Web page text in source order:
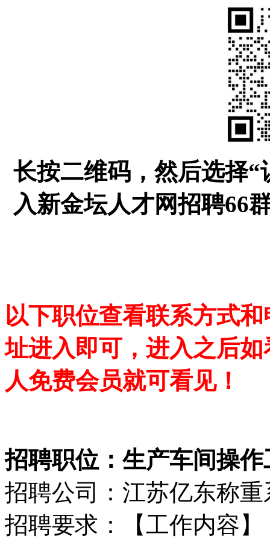
长按二维码，然后选择
入新金坛人才网招聘66
以下职位查看联系方式
址进入即可，进入之后
人免费会员就可看见！
招聘职位：生产车间操
招聘公司：江苏亿东称
招聘要求：【工作内容